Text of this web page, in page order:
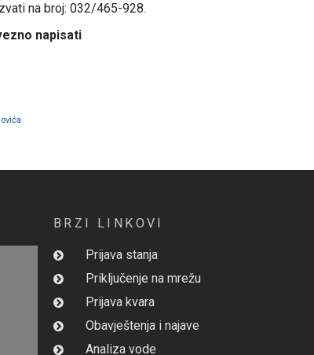
na broj: 032/465-928.
napisati
BRZI LINKOVI
Prijava stanja
Priključenje na mrežu
Prijava kvara
Obavještenja i najave
Analiza vode